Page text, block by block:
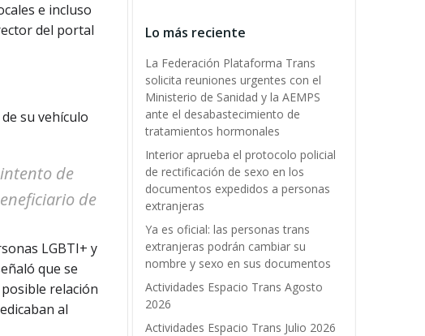
e incluso
del portal
su vehículo
de
de
LGBTI+ y
que se
relación
al
Lo más reciente
La Federación Plataforma Trans
solicita reuniones urgentes con el
Ministerio de Sanidad y la AEMPS
ante el desabastecimiento de
tratamientos hormonales
Interior aprueba el protocolo policial
de rectificación de sexo en los
documentos expedidos a personas
extranjeras
Ya es oficial: las personas trans
extranjeras podrán cambiar su
nombre y sexo en sus documentos
Actividades Espacio Trans Agosto
2026
Actividades Espacio Trans Julio 2026